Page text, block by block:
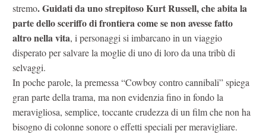
stremo. Guidati da uno strepitoso Kurt Russell, che abita la
parte dello sceriffo di frontiera come se non avesse fatto
altro nella vita, i personaggi si imbarcano in un viaggio
disperato per salvare la moglie di uno di loro da una tribù di
selvaggi.
In poche parole, la premessa “Cowboy contro cannibali” spiega
gran parte della trama, ma non evidenzia fino in fondo la
meravigliosa, semplice, toccante crudezza di un film che non ha
bisogno di colonne sonore o effetti speciali per meravigliare.